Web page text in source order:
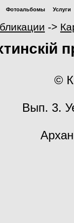
Фотоальбомы Услуги
->
©
Вып. 3.